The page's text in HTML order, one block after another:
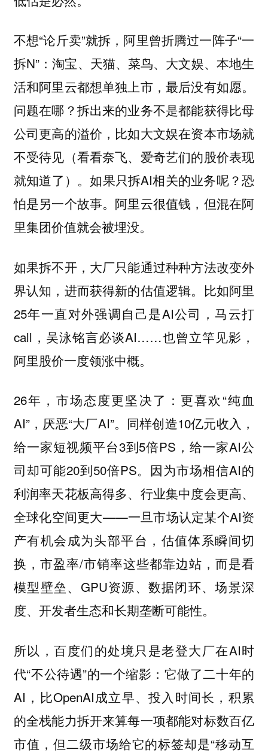
不想“论斤卖”就拆，阿里曾折腾过一阵子“一
拆N”：淘宝、天猫、菜鸟、大文娱、本地生
活和阿里云都想单独上市，最后没有如愿。
问题在哪？拆出来的业务不是都能获得比母
公司更高的溢价，比如大文娱在资本市场就
不受待见（看看奈飞、爱奇艺们的股价表现
就知道了）。如果只拆AI相关的业务呢？恐
怕是另一个故事。阿里云很值钱，但混在阿
里集团价值就会被埋没。
如果拆不开，大厂只能通过种种方法改变外
界认知，进而获得新的估值逻辑。比如阿里
25年一直对外强调自己是AI公司，马云打
call，吴泳铭言必谈AI……也曾立竿见影，
阿里股价一度领涨中概。
26年，市场态度更坚决了：更喜欢“纯血
AI”，厌恶“大厂AI”。同样创造10亿元收入，
给一家短视频平台3到5倍PS，给一家AI公
司却可能20到50倍PS。因为市场相信AI的
利润率天花板高得多、行业集中度会更高、
全球化空间更大——一旦市场认定某个AI资
产有机会成为头部平台，估值体系瞬间切
换，市盈率/市销率这些都靠边站，而是看
模型壁垒、GPU资源、数据闭环、场景深
度、开发者生态和长期垄断可能性。
所以，百度们的处境只是老登大厂在AI时
代“不公待遇”的一个缩影：它做了二十年的
AI，比OpenAI成立早、投入时间长，积累
的全栈能力拆开来算每一项都能对标数百亿
市值，但二级市场给它的标签却是“移动互